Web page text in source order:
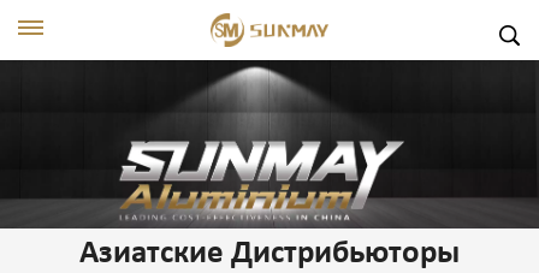
Азиатские Дистрибьюторы